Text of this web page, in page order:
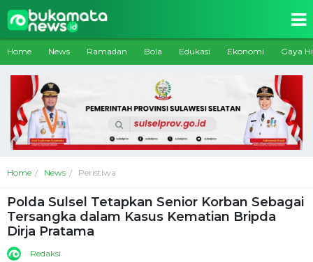
Home News Ramadan Bola Edukasi Ekonomi Gaya
Home News Peristiwa
Polda Sulsel Tetapkan Senior Korban Sebagai
Tersangka dalam Kasus Kematian Bripda
Dirja Pratama
Redaksi